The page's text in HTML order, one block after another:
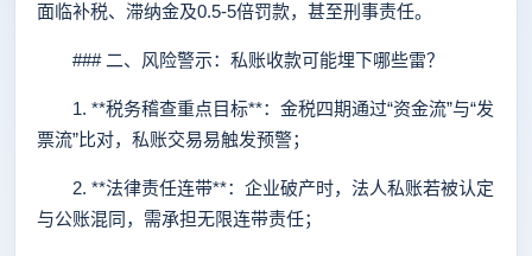
面临补税、滞纳金及0.5-5倍罚款，甚至刑事责任。
### 二、风险警示：私账收款可能埋下哪些雷？
1. **税务稽查重点目标**：金税四期通过“资金流”与“发
票流”比对，私账交易易触发预警；
2. **法律责任连带**：企业破产时，法人私账若被认定
与公账混同，需承担无限连带责任；